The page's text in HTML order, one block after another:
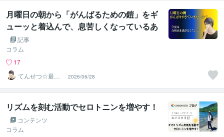
月曜日の朝から「がんばるための鎧」をギ
ューッと着込んで、息苦しくなっているあ
なたへ
記事
コラム
17
てんせつ☆最適
ライフをサポー
トする
2026/06/28
リズムを刻む活動でセロトニンを増やす！
コンテンツ
コラム